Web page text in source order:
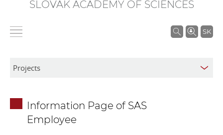
SLOVAK ACADEMY OF SCIENCES
SK
S
Information Page of SAS
Employee